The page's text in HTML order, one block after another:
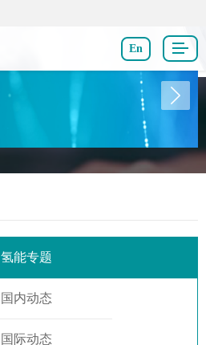
En
氢能专题
国内动态
国际动态